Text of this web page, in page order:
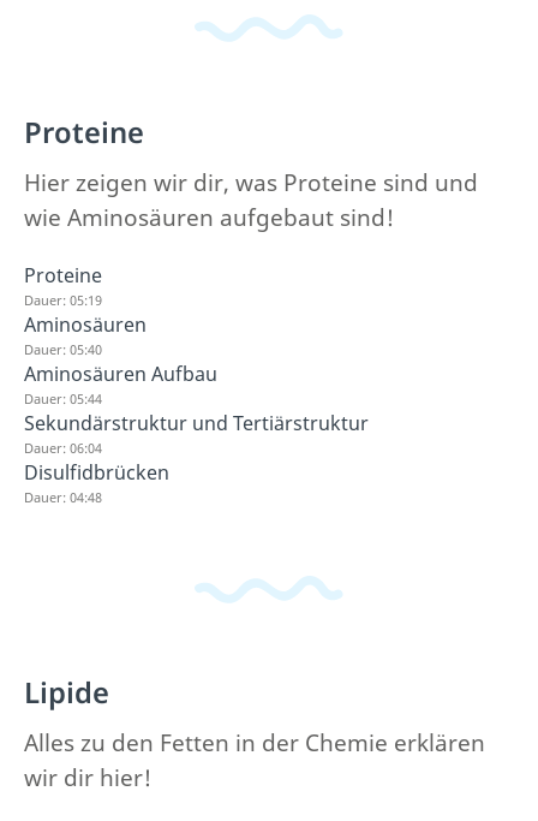
Proteine
Hier zeigen wir dir, was Proteine sind und
wie Aminosäuren aufgebaut sind!
Proteine
Dauer: 05:19
Aminosäuren
Dauer: 05:40
Aminosäuren Aufbau
Dauer: 05:44
Sekundärstruktur und Tertiärstruktur
Dauer: 06:04
Disulfidbrücken
Dauer: 04:48
Lipide
Alles zu den Fetten in der Chemie erklären
wir dir hier!